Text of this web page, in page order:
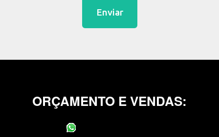
Enviar
ORÇAMENTO E VENDAS: